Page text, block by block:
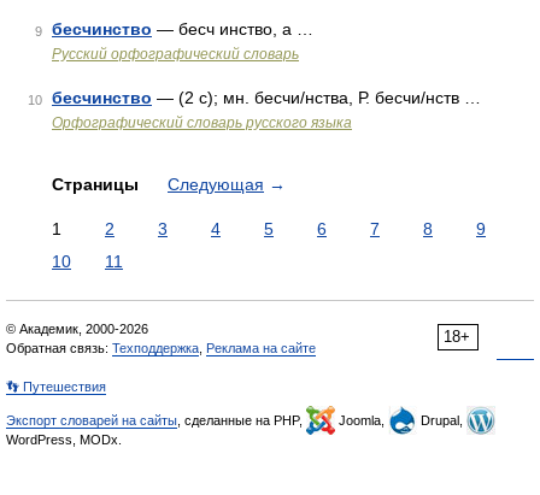
9 бесчинство — бесч инство, а …
Русский орфографический словарь
10 бесчинство — (2 с); мн. бесчи/нства, Р. бесчи/нств …
Орфографический словарь русского языка
Страницы Следующая →
1 2 3 4 5 6 7 8
9
10
11
18+
© Академик, 2000-2026
Обратная связь: Техподдержка Реклама на сайте
👣 Путешествия
Экспорт словарей на сайты , сделанные на PHP, Joomla,
Drupal,
WordPress, MODx.